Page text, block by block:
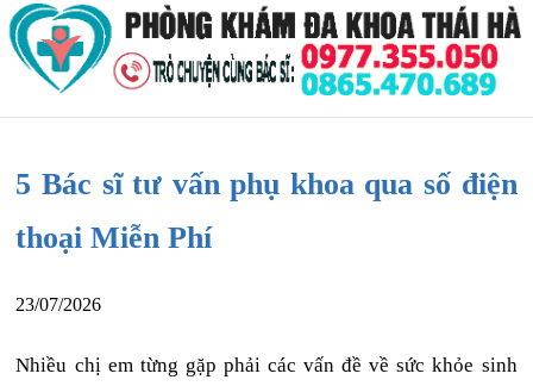
5 Bác sĩ tư vấn phụ khoa qua số điện
thoại Miễn Phí
23/07/2026
Nhiều chị em từng gặp phải các vấn đề về sức khỏe sinh